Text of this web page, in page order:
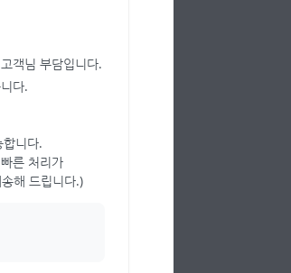
객님 부담입니다.
다.
니다.
른 처리가
해 드립니다.)